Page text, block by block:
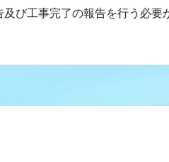
び工事完了の報告を行う必要